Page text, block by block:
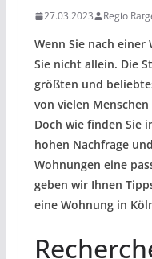
27.03.2023 Regio
Wenn Sie nach
Sie nicht allein. Die
größten und
von vielen
Doch wie finden Sie
hohen Nachfrage
Wohnungen eine
geben wir Ihnen
eine Wohnung in